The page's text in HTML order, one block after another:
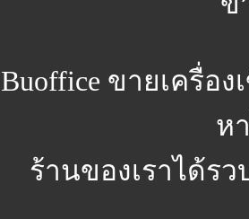
Buoffice ขายเครื่อ
ห
ร้านของเราได้ร